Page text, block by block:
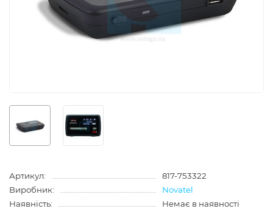
Артикул:
817-753322
Виробник:
Novatel
Наявність:
Немає в наявності